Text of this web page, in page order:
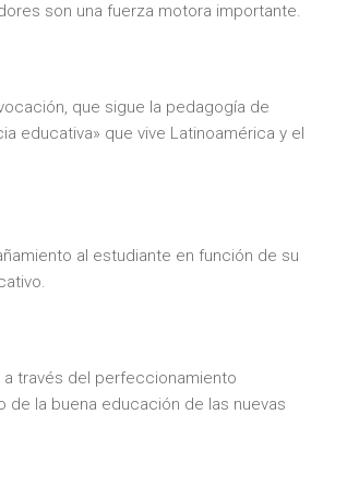
son una fuerza motora importante.
que sigue la pedagogía de
educativa» que vive Latinoamérica y el
al estudiante en función de su
través del perfeccionamiento
la buena educación de las nuevas